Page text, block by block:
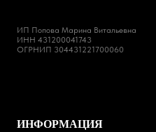
ИП Попова Марина Витальевна
ИНН 431200041743
ОГРНИП 304431221700060
ИНФОРМАЦИЯ